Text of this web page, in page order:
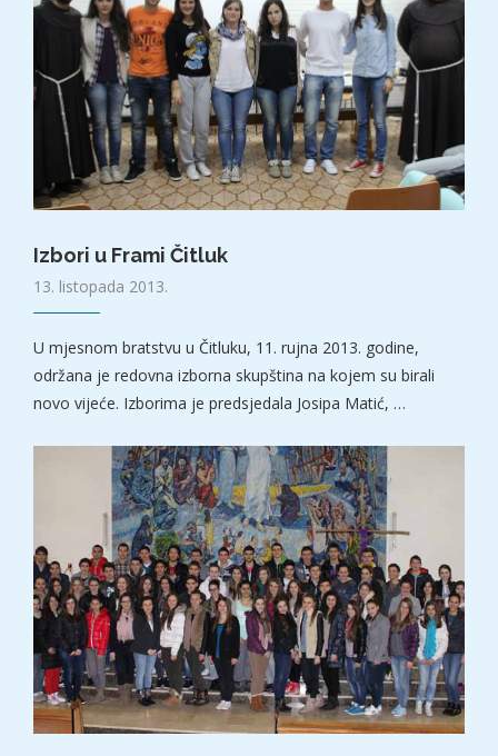
Izbori u Frami Čitluk
13. listopada 2013.
U mjesnom bratstvu u Čitluku, 11. rujna 2013. godine,
održana je redovna izborna skupština na kojem su birali
novo vijeće. Izborima je predsjedala Josipa Matić, …